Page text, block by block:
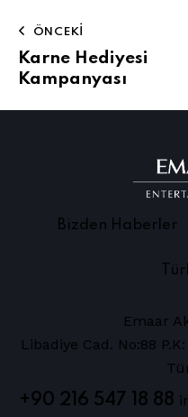
ÖNCEKI
Karne Hediyesi
Kampanyası
Bizden Haberler
Emaar
Libadiye Cad. No:88
+90 216 547 18 88